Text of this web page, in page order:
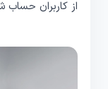
از کاربران حساب